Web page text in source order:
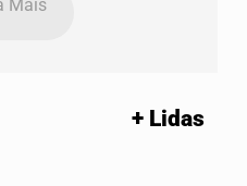
Mais
+ Lidas